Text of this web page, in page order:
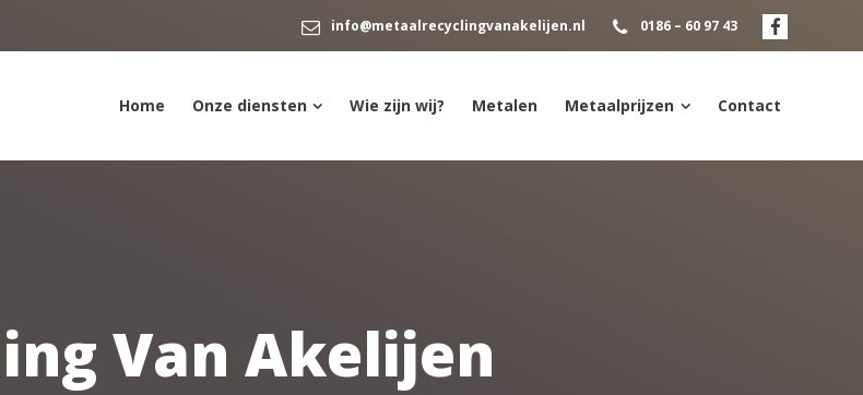
info@metaalrecyclingvanakelijen.nl 0186 – 60 97 43
Home Onze diensten Wie zijn wij? Metalen Metaalprijzen Contact
Van Akelijen